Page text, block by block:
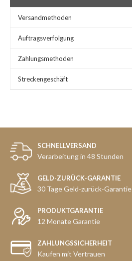
Versandmethoden
Auftragsverfolgung
Zahlungsmethoden
Streckengeschäft
SCHNELLVERSAND
Verarbeitung in 48 Stunden
GELD-ZURÜCK-GARANTIE
30 Tage Geld-zurück-Garantie
PRODUKTGARANTIE
12 Monate Garantie
ZAHLUNGSSICHERHEIT
Kaufen mit Vertrauen